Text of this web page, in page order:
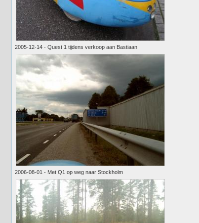
2005-12-14 - Quest 1 tijdens verkoop aan Bastiaan
2006-08-01 - Met Q1 op weg naar Stockholm